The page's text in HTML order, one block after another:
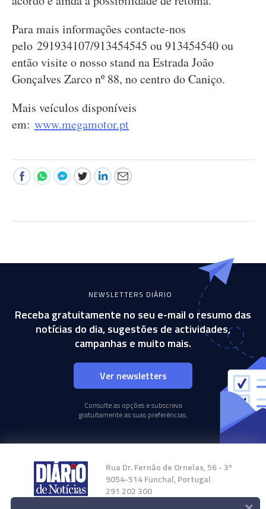
Para mais informações contacte-nos
pelo 291934107/913454545 ou 913454540 ou
então visite o nosso stand na Estrada João
Gonçalves Zarco nº 88, no centro do Caniço.
Mais veículos disponíveis
em: www.megamotor.pt
NEWSLETTERS DIÁRIO
Receba gratuitamente no seu e-mail o resumo das
notícias do dia, sugestões de actividades,
campanhas e muito mais.
Ver newsletters
Consulte as opções e subscreva
gratuitamente as suas preferências.
Rua Dr. Fernão de Ornelas, 56 - 3º
9054-514 Funchal, Portugal
291 202 300